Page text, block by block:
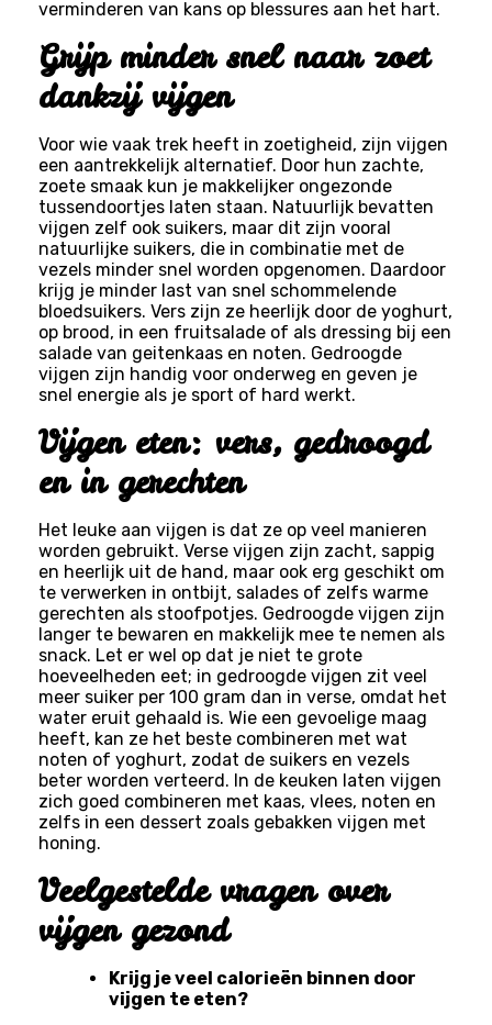
verminderen van kans op blessures aan het hart.
Grijp minder snel naar zoet
dankzij vijgen
Voor wie vaak trek heeft in zoetigheid, zijn vijgen
een aantrekkelijk alternatief. Door hun zachte,
zoete smaak kun je makkelijker ongezonde
tussendoortjes laten staan. Natuurlijk bevatten
vijgen zelf ook suikers, maar dit zijn vooral
natuurlijke suikers, die in combinatie met de
vezels minder snel worden opgenomen. Daardoor
krijg je minder last van snel schommelende
bloedsuikers. Vers zijn ze heerlijk door de yoghurt,
op brood, in een fruitsalade of als dressing bij een
salade van geitenkaas en noten. Gedroogde
vijgen zijn handig voor onderweg en geven je
snel energie als je sport of hard werkt.
Vijgen eten: vers, gedroogd
en in gerechten
Het leuke aan vijgen is dat ze op veel manieren
worden gebruikt. Verse vijgen zijn zacht, sappig
en heerlijk uit de hand, maar ook erg geschikt om
te verwerken in ontbijt, salades of zelfs warme
gerechten als stoofpotjes. Gedroogde vijgen zijn
langer te bewaren en makkelijk mee te nemen als
snack. Let er wel op dat je niet te grote
hoeveelheden eet; in gedroogde vijgen zit veel
meer suiker per 100 gram dan in verse, omdat het
water eruit gehaald is. Wie een gevoelige maag
heeft, kan ze het beste combineren met wat
noten of yoghurt, zodat de suikers en vezels
beter worden verteerd. In de keuken laten vijgen
zich goed combineren met kaas, vlees, noten en
zelfs in een dessert zoals gebakken vijgen met
honing.
Veelgestelde vragen over
vijgen gezond
Krijg je veel calorieën binnen door
vijgen te eten?